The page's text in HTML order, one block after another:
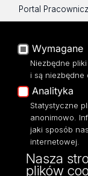
Portal
Baza Aktów
Moodle
Eksperci UŁ
Polityka
Dostępność
ul. Narutowicza
NIP: 724 000 32
Wymagane
Niezbędne
i są niezbędne
Analityka
Statystyczne
anonimowo.
jaki sposób
internetowej.
Nasza
plików